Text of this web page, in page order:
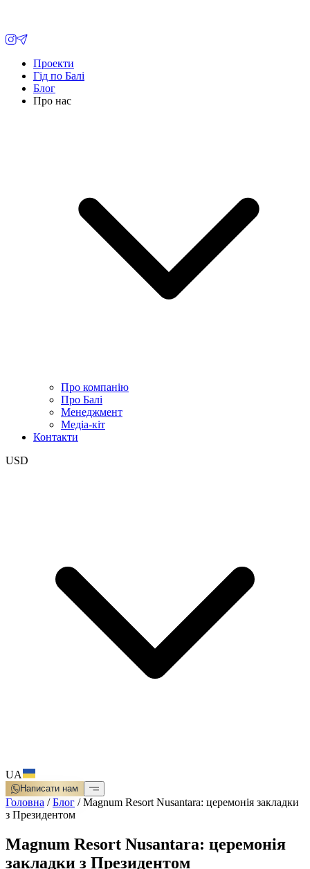
Проекти
Гід по Балі
Блог
Про нас
Про компанію
Про Балі
Менеджмент
Медіа-кіт
Контакти
USD
UA
Написати нам
Головна /Блог /Magnum Resort Nusantara: церемонія закладки
з Президентом
Magnum Resort Nusantara: церемонія
закладки з Президентом